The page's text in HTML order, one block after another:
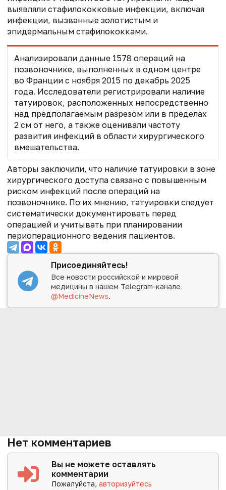
выявляли стафилококковые инфекции, включая
инфекции, вызванные золотистым и
эпидермальным стафилококками.
Анализировали данные 1578 операций на
позвоночнике, выполненных в одном центре
во Франции с ноября 2015 по декабрь 2025
года. Исследователи регистрировали наличие
татуировок, расположенных непосредственно
над предполагаемым разрезом или в пределах
2 см от него, а также оценивали частоту
развития инфекций в области хирургического
вмешательства.
Авторы заключили, что наличие татуировки в зоне
хирургического доступа связано с повышенным
риском инфекций после операций на
позвоночнике. По их мнению, татуировки следует
систематически документировать перед
операцией и учитывать при планировании
периоперационного ведения пациентов.
Присоединяйтесь!
Все новости российской и мировой
медицины в нашем Telegram-канале
@MedicineNews.
Нет комментариев
Вы не можете оставлять
комментарии
Пожалуйста,авторизуйтесь